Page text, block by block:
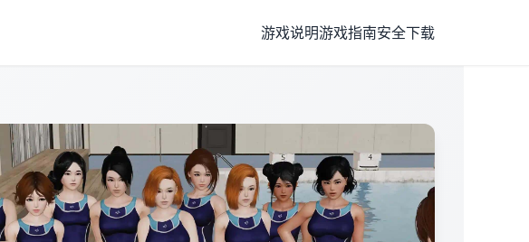
游戏说明游戏指南安全下载